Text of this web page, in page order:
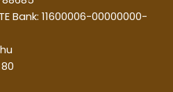
Bank: 11600006-00000000-